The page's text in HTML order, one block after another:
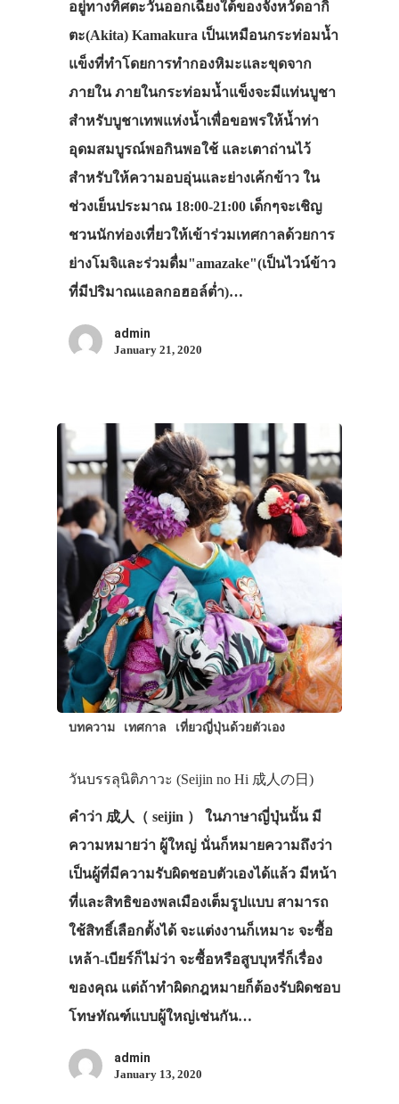
อยู่ทางทิศตะวันออกเฉียงใต้ของจังหวัดอากิ
ตะ(Akita) Kamakura เป็นเหมือนกระท่อมน้ำ
แข็งที่ทำโดยการทำกองหิมะและขุดจาก
ภายใน ภายในกระท่อมน้ำแข็งจะมีแท่นบูชา
สำหรับบูชาเทพแห่งน้ำเพื่อขอพรให้น้ำท่า
อุดมสมบูรณ์พอกินพอใช้ และเตาถ่านไว้
สำหรับให้ความอบอุ่นและย่างเค้กข้าว ใน
ช่วงเย็นประมาณ 18:00-21:00 เด็กๆจะเชิญ
ชวนนักท่องเที่ยวให้เข้าร่วมเทศกาลด้วยการ
ย่างโมจิและร่วมดื่ม"amazake"(เป็นไวน์ข้าว
ที่มีปริมาณแอลกอฮอล์ต่ำ)…
admin
January 21, 2020
บทความ เทศกาล เที่ยวญี่ปุ่นด้วยตัวเอง
วันบรรลุนิติภาวะ (Seijin no Hi 成人の日)
คำว่า 成人（ seijin ） ในภาษาญี่ปุ่นนั้น มี
ความหมายว่า ผู้ใหญ่ นั่นก็หมายความถึงว่า
เป็นผู้ที่มีความรับผิดชอบตัวเองได้แล้ว มีหน้า
ที่และสิทธิของพลเมืองเต็มรูปแบบ สามารถ
ใช้สิทธิ์เลือกตั้งได้ จะแต่งงานก็เหมาะ จะซื้อ
เหล้า-เบียร์ก็ไม่ว่า จะซื้อหรือสูบบุหรี่ก็เรื่อง
ของคุณ แต่ถ้าทำผิดกฎหมายก็ต้องรับผิดชอบ
โทษทัณฑ์แบบผู้ใหญ่เช่นกัน…
admin
January 13, 2020